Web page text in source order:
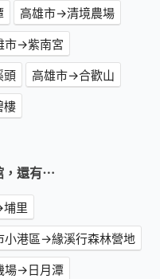
高雄市→清境農場
市→紫南宮
頭
高雄市→合歡山
樓
，還有⋯
里
小港區→緣溪行森林營地
場→日月潭